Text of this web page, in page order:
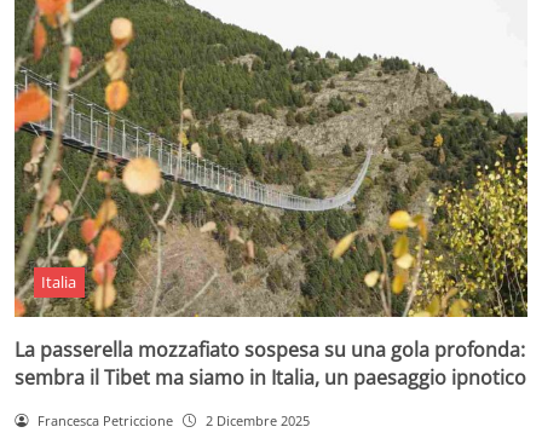
Italia
La passerella mozzafiato sospesa su una gola profonda:
sembra il Tibet ma siamo in Italia, un paesaggio ipnotico
Francesca Petriccione 2 Dicembre 2025